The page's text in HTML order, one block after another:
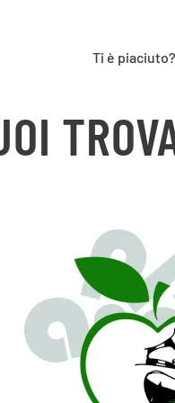
Ti è piaciuto?